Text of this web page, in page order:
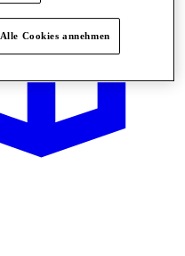
Alle Cookies annehmen